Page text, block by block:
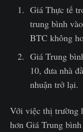
Giá Thực tế
trung bình
BTC không
Giá Trung
10, đưa nhà
nhuận trở lại.
Với việc thị trường
hơn Giá Trung